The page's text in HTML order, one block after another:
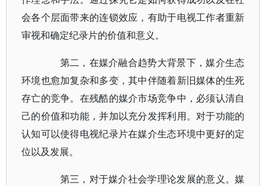
会各个层面带来的连锁效应，有助于电视工作者重新
审视和确定纪录片的价值和意义。
第二，在媒介融合趋势大背景下，媒介生态
环境也愈加复杂和多变，其中伴随着新旧媒体的生死
存亡的竞争。在残酷的媒介市场竞争中，必须认清自
己的价值和功能，并加以充分发挥利用。对于功能的
认知可以使得电视纪录片在媒介生态环境中更好的定
位以及发展。
第三，对于媒介社会学理论发展的意义。媒